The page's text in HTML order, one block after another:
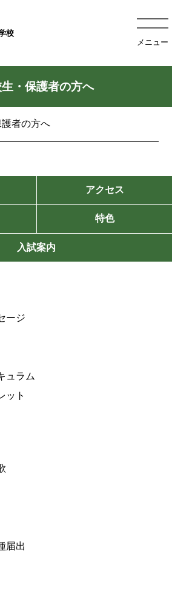
校
メニュー
者の方へ
・保護者の方へ
アクセス
特色
入試案内
ージ
ュラム
ット
届出